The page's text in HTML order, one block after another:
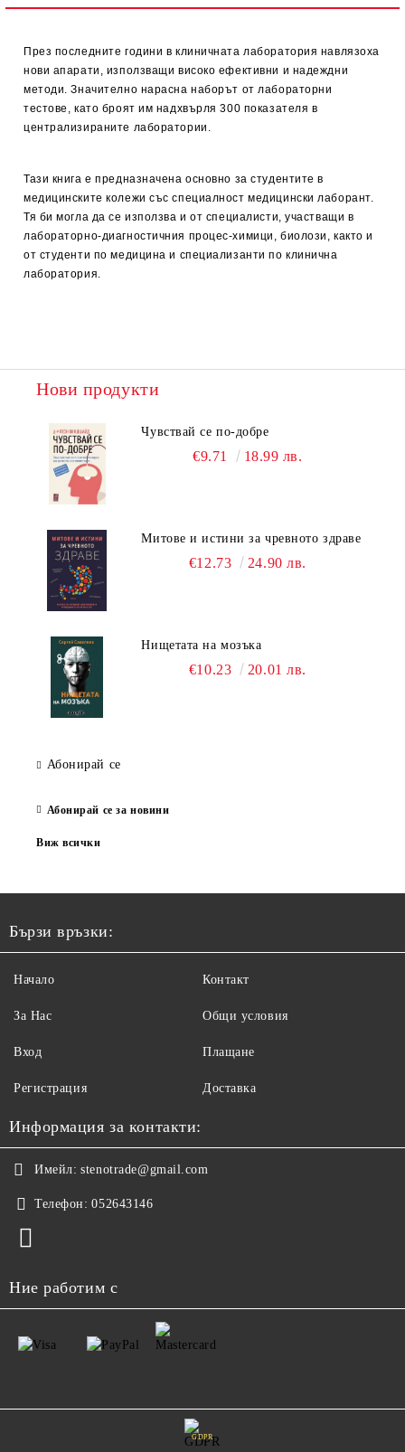
През последните години в клиничната лаборатория навлязоха
нови апарати, използващи високо ефективни и надеждни
методи. Значително нарасна наборът от лабораторни
тестове, като броят им надхвърля 300 показателя в
централизираните лаборатории.
Тази книга е предназначена основно за студентите в
медицинските колежи със специалност медицински лаборант.
Тя би могла да се използва и от специалисти, участващи в
лабораторно-диагностичния процес-химици, биолози, както и
от студенти по медицина и специализанти по клинична
лаборатория.
Нови продукти
Чувствай се по-добре
€9.71 18.99 лв.
Митове и истини за чревното здраве
€12.73 24.90 лв.
Нищетата на мозъка
€10.23 20.01 лв.
Абонирай се
Абонирай се за новини
Виж всички
Бързи връзки:
Начало
За Нас
Вход
Регистрация
Контакт
Общи условия
Плащане
Доставка
Информация за контакти:
Имейл: stenotrade@gmail.com
Телефон: 052643146
Ние работим с
GDPR